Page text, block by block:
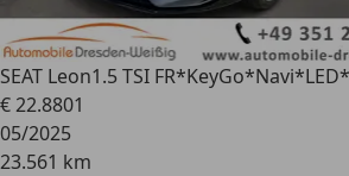
SEAT Leon1.5 TSI
€ 22.8801
05/2025
23.561 km